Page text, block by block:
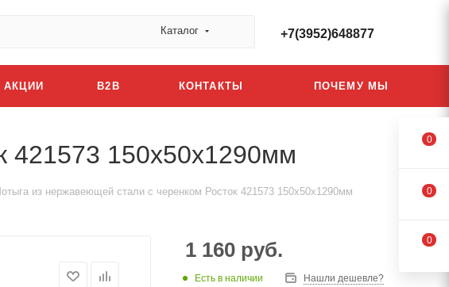
Каталог +7(3952)648877
АКЦИИ B2B КОНТАКТЫ ПОЧЕМУ МЫ
421573 150х50x1290мм
из нержавеющей стали с черенком Росток 421573 150х50x1290мм
1 160 руб.
Есть в наличии Нашли дешевле?
0
0
0